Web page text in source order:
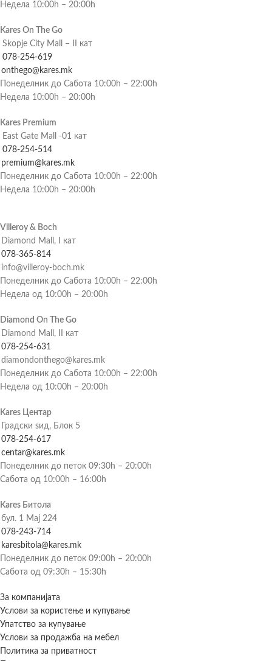
Недела 10:00h – 20:00h
Kares On The Go
Skopje City Mall – II кат
078-254-619
onthego@kares.mk
Понеделник до Сабота 10:00h – 22:00h
Недела 10:00h – 20:00h
Kares Premium
East Gate Mall -01 кат
078-254-514
premium@kares.mk
Понеделник до Сабота 10:00h – 22:00h
Недела 10:00h – 20:00h
Villeroy & Boch
Diamond Mall, I кат
078-365-814
info@villeroy-boch.mk
Понеделник до Сабота 10:00h – 22:00h
Недела од 10:00h – 20:00h
Diamond On The Go
Diamond Mall, II кат
078-254-631
diamondonthego@kares.mk
Понеделник до Сабота 10:00h – 22:00h
Недела од 10:00h – 20:00h
Kares Центар
Градски ѕид, Блок 5
078-254-617
centar@kares.mk
Понеделник до петок 09:30h – 20:00h
Сабота од 10:00h – 16:00h
Kares Битола
бул. 1 Мај 224
078-243-714
karesbitola@kares.mk
Понеделник до петок 09:00h – 20:00h
Сабота од 09:30h – 15:30h
За компанијата
Услови за користење и купување
Упатство за купување
Услови за продажба на мебел
Политика за приватност